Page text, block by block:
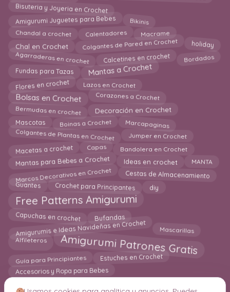
Bisuteria y Joyeria en Crochet
Amigurumi Juguetes para Bebes Bikinis
Chandal a crochet Calentadores Macrame
Chal en Crochet Colgantes de Pared en Crochet holiday
Agarraderas en crochet Calcetines en crochet Bordados
Fundas para Tazas Mantas a Crochet
Flores en crochet Lazos en Crochet
Bolsas en Crochet Corazones a Crochet
Bermudas en crochet Decoración en Crochet
Mascotas Boinas a Crochet Marcapaginas
Colgantes de Plantas en Crochet Jumper en Crochet
Macetas a crochet Capas Bandolera en Crochet
Mantas para Bebes a Crochet Ideas en crochet MANTA
Marcos Decorativos en Crochet Cestas de Almacenamiento
Guantes Crochet para Principantes diy
Free Patterns Amigurumi
Capuchas en crochet Bufandas
Amigurumis e Ideas Navideñas en Crochet Mascarillas
Alfileteros Amigurumi Patrones Gratis
Guía para Principiantes Estuches en Crochet
Accesorios y Ropa para Bebes